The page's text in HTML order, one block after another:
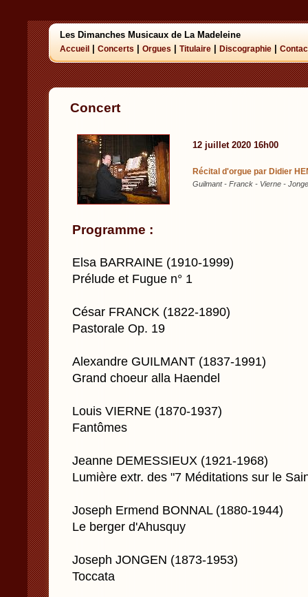
Les Dimanches Musicaux de La Madeleine
Accueil Concerts Orgues Titulaire Discographie
Concert
12 juillet 2020 16h00
Récital d'orgue par Didier
Guilmant - Franck - Vierne -
Programme :
Elsa BARRAINE (1910-1999)
Prélude et Fugue n° 1
César FRANCK (1822-1890)
Pastorale Op. 19
Alexandre GUILMANT (1837-1991)
Grand choeur alla Haendel
Louis VIERNE (1870-1937)
Fantômes
Jeanne DEMESSIEUX (1921-1968)
Lumière extr. des "7 Méditations sur le
Joseph Ermend BONNAL (1880-1944)
Le berger d'Ahusquy
Joseph JONGEN (1873-1953)
Toccata